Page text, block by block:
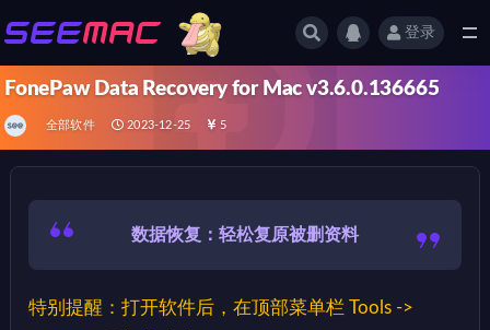
登录
FonePaw Data Recovery for Mac v3.6.0.136665
全部软件 2023-12-25 5
数据恢复：轻松复原被删资料
特别提醒：打开软件后，在顶部菜单栏 Tools ->